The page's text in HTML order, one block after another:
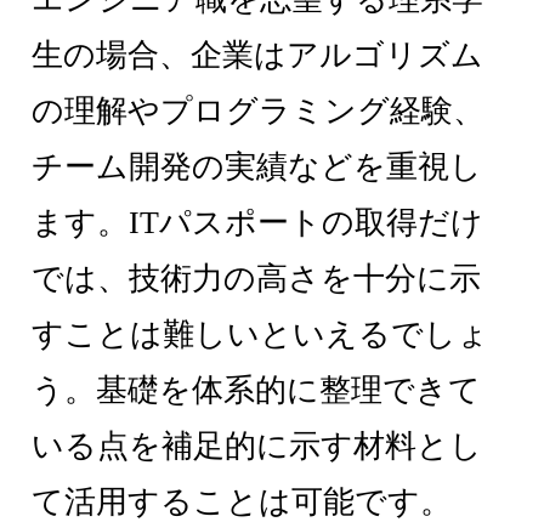
生の場合、企業はアルゴリズム
の理解やプログラミング経験、
チーム開発の実績などを重視し
ます。ITパスポートの取得だけ
では、技術力の高さを十分に示
すことは難しいといえるでしょ
う。基礎を体系的に整理できて
いる点を補足的に示す材料とし
て活用することは可能です。